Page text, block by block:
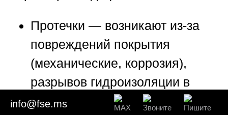
Протечки — возникают из-за
повреждений покрытия
(механические, коррозия),
разрывов гидроизоляции в
местах примыканий,
info@fse.ms